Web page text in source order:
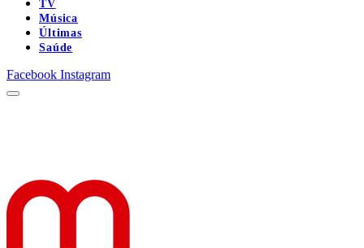
TV
Música
Últimas
Saúde
Facebook Instagram